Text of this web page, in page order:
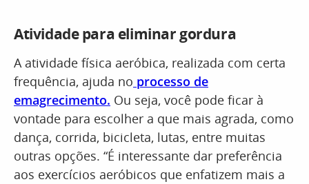
Atividade para eliminar gordura
A atividade física aeróbica, realizada com certa
frequência, ajuda no processo de
emagrecimento. Ou seja, você pode ficar à
vontade para escolher a que mais agrada, como
dança, corrida, bicicleta, lutas, entre muitas
outras opções. “É interessante dar preferência
aos exercícios aeróbicos que enfatizem mais a